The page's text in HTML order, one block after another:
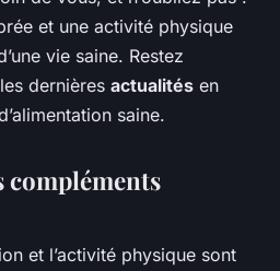
et une activité physique
vie saine. Restez
dernières actualités en
saine.
compléments
et l’activité physique sont